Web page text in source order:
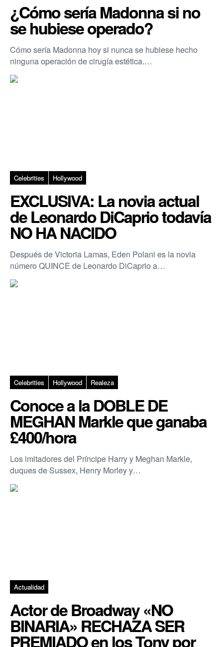
¿Cómo sería Madonna si no
se hubiese operado?
Cómo sería Madonna hoy si nunca se hubiese hecho
ninguna operación de cirugía estética.…
Celebrities Hollywood
EXCLUSIVA: La novia actual
de Leonardo DiCaprio todavía
NO HA NACIDO
Después de Victoria Lamas, Eden Polani es la novia
número QUINCE de Leonardo DiCaprio a…
Celebrities Hollywood Realeza
Conoce a la DOBLE DE
MEGHAN Markle que ganaba
£400/hora
Los imitadores del Príncipe Harry y Meghan Markle,
duques de Sussex, Henry Morley y…
Actualidad
Actor de Broadway «NO
BINARIA» RECHAZA SER
PREMIADO en los Tony por